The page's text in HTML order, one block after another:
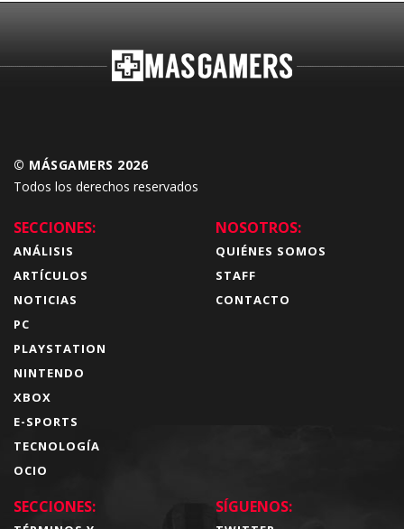
© MÁSGAMERS 2026
Todos los derechos reservados
SECCIONES:
ANÁLISIS
ARTÍCULOS
NOTICIAS
PC
PLAYSTATION
NINTENDO
XBOX
E-SPORTS
TECNOLOGÍA
OCIO
NOSOTROS:
QUIÉNES SOMOS
STAFF
CONTACTO
SECCIONES: SÍGUENOS: